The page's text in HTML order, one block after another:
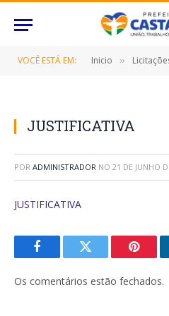
VOCÊ ESTÁ EM: Inicio »
JUSTIFICATIVA
POR ADMINISTRADOR NO 21 DE JUNHO
JUSTIFICATIVA
FacebookTwitter
Os comentários estão fechados.